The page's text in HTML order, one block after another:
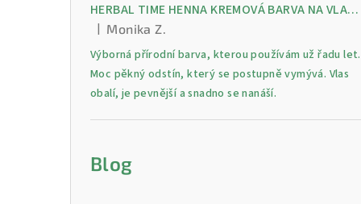
HERBAL TIME HENNA KREMOVÁ BARVA NA VLASY 9 Lilek 75 ml
Hodnocení produktu je 5 z 5 hvězdiček.
Monika Z.
Výborná přírodní barva, kterou používám už řadu let.
Moc pěkný odstín, který se postupně vymývá. Vlas
obalí, je pevnější a snadno se nanáší.
Blog